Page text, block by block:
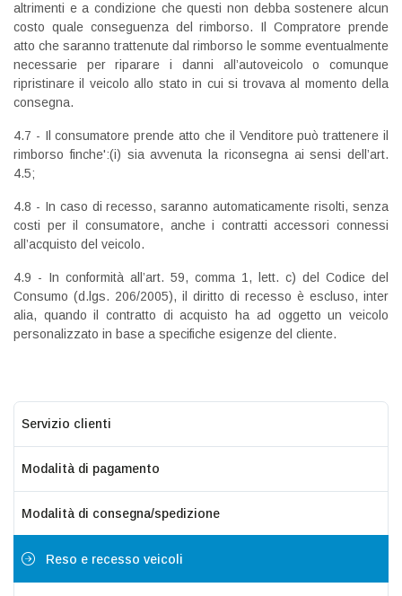
altrimenti e a condizione che questi non debba sostenere alcun
costo quale conseguenza del rimborso. Il Compratore prende
atto che saranno trattenute dal rimborso le somme eventualmente
necessarie per riparare i danni all’autoveicolo o comunque
ripristinare il veicolo allo stato in cui si trovava al momento della
consegna.
4.7 - Il consumatore prende atto che il Venditore può trattenere il
rimborso finche':(i) sia avvenuta la riconsegna ai sensi dell’art.
4.5;
4.8 - In caso di recesso, saranno automaticamente risolti, senza
costi per il consumatore, anche i contratti accessori connessi
all’acquisto del veicolo.
4.9 - In conformità all’art. 59, comma 1, lett. c) del Codice del
Consumo (d.lgs. 206/2005), il diritto di recesso è escluso, inter
alia, quando il contratto di acquisto ha ad oggetto un veicolo
personalizzato in base a specifiche esigenze del cliente.
Servizio clienti
Modalità di pagamento
Modalità di consegna/spedizione
Reso e recesso veicoli